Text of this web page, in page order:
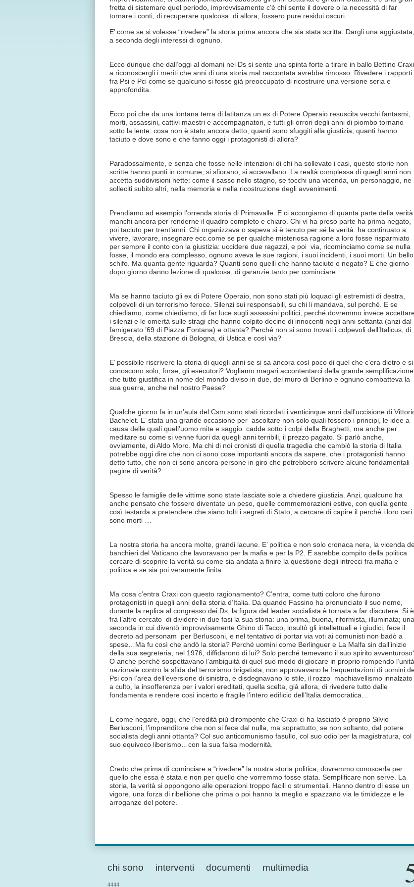
fretta di sistemare quel periodo, improvvisamente c’è chi sente il dovere o la necessità di far
tornare i conti, di recuperare qualcosa di allora, fossero pure residui oscuri.
E’ come se si volesse “rivedere” la storia prima ancora che sia stata scritta. Dargli una aggiustata,
a seconda degli interessi di ognuno.
Ecco dunque che dall’oggi al domani nei Ds si sente una spinta forte a tirare in ballo Bettino Craxi,
a riconoscergli i meriti che anni di una storia mal raccontata avrebbe rimosso. Rivedere i rapporti
fra Psi e Pci come se qualcuno si fosse già preoccupato di ricostruire una versione seria e
approfondita.
Ecco poi che da una lontana terra di latitanza un ex di Potere Operaio resuscita vecchi fantasmi,
morti, assassini, cattivi maestri e accompagnatori, e tutti gli orrori degli anni di piombo tornano
sotto la lente: cosa non è stato ancora detto, quanti sono sfuggiti alla giustizia, quanti hanno
taciuto e dove sono e che fanno oggi i protagonisti di allora?
Paradossalmente, e senza che fosse nelle intenzioni di chi ha sollevato i casi, queste storie non
scritte hanno punti in comune, si sfiorano, si accavallano. La realtà complessa di quegli anni non
accetta suddivisioni nette: come il sasso nello stagno, se tocchi una vicenda, un personaggio, ne
solleciti subito altri, nella memoria e nella ricostruzione degli avvenimenti.
Prendiamo ad esempio l’orrenda storia di Primavalle. E ci accorgiamo di quanta parte della verità
manchi ancora per renderne il quadro completo e chiaro. Chi vi ha preso parte ha prima negato,
poi taciuto per trent’anni. Chi organizzava o sapeva si è tenuto per sé la verità: ha continuato a
vivere, lavorare, insegnare ecc.come se per qualche misteriosa ragione a loro fosse risparmiato
per sempre il conto con la giustizia: uccidere due ragazzi, e poi via, ricominciamo come se nulla
fosse, il mondo era complesso, ognuno aveva le sue ragioni, i suoi incidenti, i suoi morti. Un bello
schifo. Ma quanta gente riguarda? Quanti sono quelli che hanno taciuto o negato? E che giorno
dopo giorno danno lezione di qualcosa, di garanzie tanto per cominciare…
Ma se hanno taciuto gli ex di Potere Operaio, non sono stati più loquaci gli estremisti di destra,
colpevoli di un terrorismo feroce. Silenzi sui responsabili, su chi li mandava, sul perché. E se
chiediamo, come chiediamo, di far luce sugli assassini politici, perché dovremmo invece
i silenzi e le omertà sulle stragi che hanno colpito decine di innocenti negli anni settanta (anzi dal
famigerato ’69 di Piazza Fontana) e ottanta? Perché non si sono trovati i colpevoli dell’Italicus, di
Brescia, della stazione di Bologna, di Ustica e così via?
E’ possibile riscrivere la storia di quegli anni se si sa ancora così poco di quel che c’era dietro e si
conoscono solo, forse, gli esecutori? Vogliamo magari accontentarci della grande semplificazione
che tutto giustifica in nome del mondo diviso in due, del muro di Berlino e ognuno combatteva la
sua guerra, anche nel nostro Paese?
Qualche giorno fa in un’aula del Csm sono stati ricordati i venticinque anni dall’uccisione di
Bachelet. E’ stata una grande occasione per ascoltare non solo quali fossero i principi, le idee a
causa delle quali quell’uomo mite e saggio cadde sotto i colpi della Braghetti, ma anche per
meditare su come si venne fuori da quegli anni terribili, il prezzo pagato. Si parlò anche,
ovviamente, di Aldo Moro. Ma chi di noi cronisti di quella tragedia che cambiò la storia di Italia
potrebbe oggi dire che non ci sono cose importanti ancora da sapere, che i protagonisti hanno
detto tutto, che non ci sono ancora persone in giro che potrebbero scrivere alcune fondamentali
pagine di verità?
Spesso le famiglie delle vittime sono state lasciate sole a chiedere giustizia. Anzi, qualcuno ha
anche pensato che fossero diventate un peso, quelle commemorazioni estive, con quella gente
così testarda a pretendere che siano tolti i segreti di Stato, a cercare di capire il perché i loro cari
sono morti …
La nostra storia ha ancora molte, grandi lacune. E’ politica e non solo cronaca nera, la vicenda
banchieri del Vaticano che lavoravano per la mafia e per la P2. E sarebbe compito della politica
cercare di scoprire la verità su come sia andata a finire la questione degli intrecci fra mafia e
politica e se sia poi veramente finita.
Ma cosa c’entra Craxi con questo ragionamento? C’entra, come tutti coloro che furono
protagonisti in quegli anni della storia d’Italia. Da quando Fassino ha pronunciato il suo nome,
durante la replica al congresso dei Ds, la figura del leader socialista è tornata a far discutere. Si è
fra l’altro cercato di dividere in due fasi la sua storia: una prima, buona, riformista, illuminata; una
seconda in cui diventò improvvisamente Ghino di Tacco, insultò gli intellettuali e i giudici, fece il
decreto ad personam per Berlusconi, e nel tentativo di portar via voti ai comunisti non badò a
spese…Ma fu così che andò la storia? Perché uomini come Berlinguer e La Malfa sin dall’inizio
della sua segreteria, nel 1976, diffidarono di lui? Solo perché temevano il suo spirito
O anche perché sospettavano l’ambiguità di quel suo modo di giocare in proprio rompendo l’unità
nazionale contro la sfida del terrorismo brigatista, non approvavano le frequentazioni di uomini
Psi con l’area dell’eversione di sinistra, e disdegnavano lo stile, il rozzo machiavellismo innalzato
a culto, la insofferenza per i valori ereditati, quella scelta, già allora, di rivedere tutto dalle
fondamenta e rendere così incerto e fragile l’intero edificio dell’Italia democratica…
E come negare, oggi, che l’eredità più dirompente che Craxi ci ha lasciato è proprio Silvio
Berlusconi, l’imprenditore che non si fece dal nulla, ma soprattutto, se non soltanto, dal potere
socialista degli anni ottanta? Col suo anticomunismo fasullo, col suo odio per la magistratura, col
suo equivoco liberismo…con la sua falsa modernità.
Credo che prima di cominciare a “rivedere” la nostra storia politica, dovremmo conoscerla per
quello che essa è stata e non per quello che vorremmo fosse stata. Semplificare non serve. La
storia, la verità si oppongono alle operazioni troppo facili o strumentali. Hanno dentro di esse un
vigore, una forza di ribellione che prima o poi hanno la meglio e spazzano via le timidezze e le
arroganze del potere.
chi sono interventi documenti multimedia
4444